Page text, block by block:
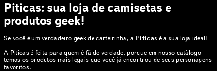
Piticas: sua loja de camisetas e
produtos geek!
Se você é um verdadeiro geek de carteirinha, a Piticas é a sua loja ideal!
A Piticas é feita para quem é fã de verdade, porque em nosso catálogo
temos os produtos mais legais que você já encontrou de seus personagens
favoritos.